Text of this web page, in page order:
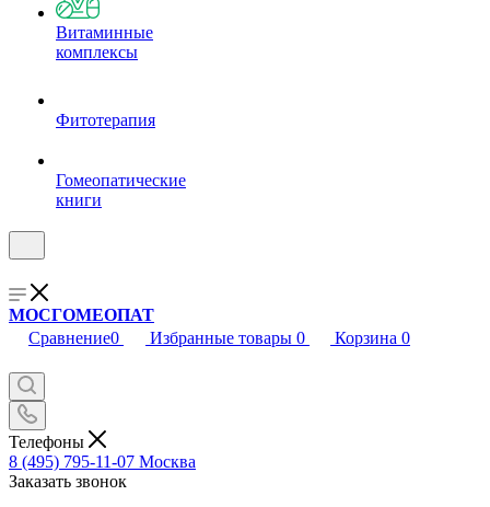
Витаминные
комплексы
Фитотерапия
Гомеопатические
книги
МОСГОМЕОПАТ
Сравнение0 Избранные товары 0 Корзина 0
Телефоны
8 (495) 795-11-07 Москва
Заказать звонок